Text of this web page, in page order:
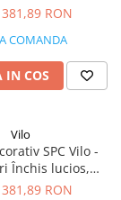
mm, 2.88
RON
COMANDA
IN COS
Vilo
SPC Vilo -
Închis lucios,
mm, 2.88
RON